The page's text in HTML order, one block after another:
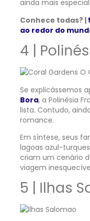
ainda mais especial.
Conhece todas? |
ao redor do
4 |
Se explicássemos
Bora, a Polinésia
lista. Contudo,
romance.
Em síntese, seus
lagoas azul-
criam um cenário
viagem
5 | Ilhas